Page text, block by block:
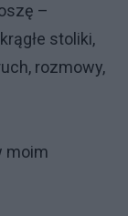
–
stoliki,
rozmowy,
moim